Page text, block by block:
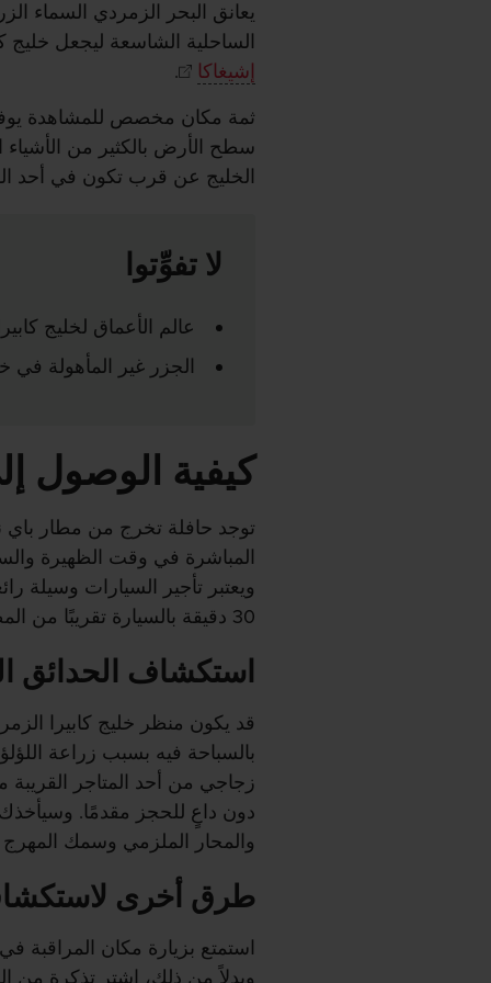
يعانق البحر الزمردي السماء
الساحلية الشاسعة ليجعل خليج
إشيغاكا
.
ثمة مكان مخصص للمشاهدة
سطح الأرض بالكثير من
الخليج عن قرب تكون في أحد
لا تفوِّتوا
عالم الأعماق لخليج
الجزر غير المأهولة في
كيفية الوصول
توجد حافلة تخرج من مطار باي
ويعتبر تأجير السيارات وسيلة
30 دقيقة بالسيارة تقريبًا من المطار.
استكشاف الحدائق
قد يكون منظر خليج كابيرا
بالسباحة فيه بسبب زراعة
دون داعٍ للحجز مقدمًا.
والمحار الملزمي وسمك
طرق أخرى
استمتع بزيارة مكان المراقبة
وبدلاً من ذلك، اشترِ تذكرة من